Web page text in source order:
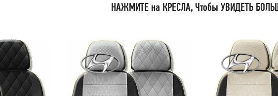
НАЖМИТЕ на КРЕСЛА, Чтобы УВИДЕТЬ